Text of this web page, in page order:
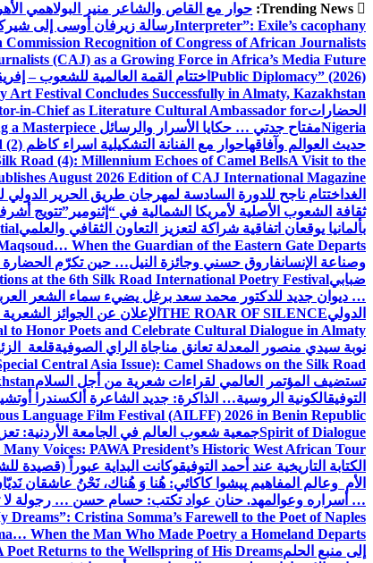
حوار مع القاص والشاعر منير البولاهمي
Interpreter”: Exile’s cacophanyرسالة زيرفان أوسى إلى
Commission Recognition of Congress of African Journalists
(CAJ) as a Growing Force in Africa’s Media Future
Public Diplomacy” (2026) اختتام القمة العالمية للشعوب –
Art Festival Concludes Successfully in Almaty, Kazakhstan
الحضاراتin-Chief as Literature Cultural Ambassador for
Nigeriaمفتاح جدتي … حكايا الأسرار والرسائل a Masterpiece
حديث العوالم وآفاقهاحوار مع الفنانة التشكيلية اسراء كاظم (2)
Road (4): Millennium Echoes of Camel BellsA Visit to the
August 2026 Edition of CAJ International Magazine
الغد اختتام ناجح للدورة السادسة لمهرجان طريق الحرير الدولي
ثقافة الشعوب الأصلية لأمريكا الشمالية في “إثنومير”تتويج
بألمانيا يوقعان اتفاقية شراكة لتعزيز التعاون الثقافي والعلمي
When the Guardian of the Eastern Gate Departs
وصناعة الإنسانفاروق حسني وجائزة النيل… حين تكرّم الحضارة
ضبابيat the 6th Silk Road International Poetry Festival
… ديوان جديد للدكتور محمد سعد برغل يضيء سماء الشعر
الدوليTHE ROAR OF SILENCE الإعلان عن الجوائز
to Honor Poets and Celebrate Cultural Dialogue in Almaty
نوبة سيدي منصور المعدلة تعانق مناجاة الراي الصوفيةقلعة
Central Asia Issue): Camel Shadows on the Silk Road
تستضيف المؤتمر العالمي لقراءات شعرية من أجل السلام
التوفيقالكونية الروسية… الذاكرة: جديد الشاعرة ألكسندرا
Language Film Festival (AILFF) 2026 in Benin Republic.
Spirit of Dialogueجمعية شعوب العالم في الجامعة الأردنية:
Voices: PAWA President’s Historic West African Tour
الكتابة التاريخية عند أحمد التوفيقوكانت البداية عبوراً (قصيدة
الأم وعالم المفاهيم پیشوا کاکائي: هُنا وَ هُناك، نَحْنُ عاشقان
… أسراره وعوالمهد. حنان عواد تكتب: حسام حسن … رجولة لا
Dreams”: Cristina Somma’s Farewell to the Poet of Naples
When the Man Who Made Poetry a Homeland Departs
إلى منبع الحلمReturns to the Wellspring of His Dreams